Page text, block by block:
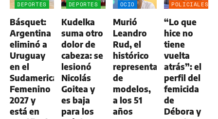
DEPORTES
Básquet:
Argentina
eliminó a
Uruguay
en el
Sudamericano
Femenino
2027 y
está en
DEPORTES
Kudelka
suma otro
dolor de
cabeza: se
lesionó
Nicolás
Goitea y
es baja
para los
OCIO
Murió
Leandro
Rud, el
histórico
representante
de
modelos,
a los 51
años
POLICIALES
“Lo que
hice no
tiene
vuelta
atrás”: el
perfil del
femicida
de
Débora y